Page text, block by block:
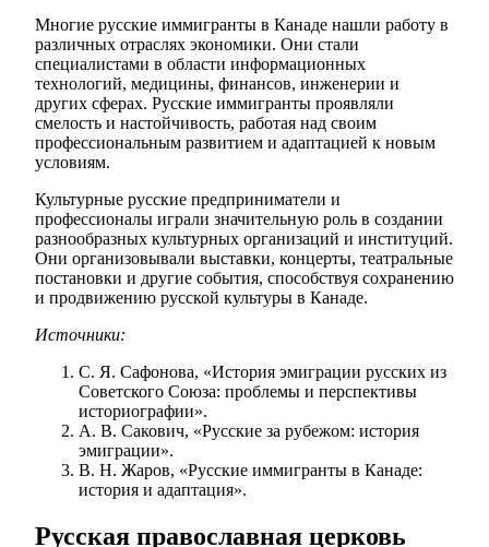
Многие русские иммигранты в Канаде нашли работу в
различных отраслях экономики. Они стали
специалистами в области информационных
технологий, медицины, финансов, инженерии и
других сферах. Русские иммигранты проявляли
смелость и настойчивость, работая над своим
профессиональным развитием и адаптацией к новым
условиям.
Культурные русские предприниматели и
профессионалы играли значительную роль в создании
разнообразных культурных организаций и институций.
Они организовывали выставки, концерты, театральные
постановки и другие события, способствуя сохранению
и продвижению русской культуры в Канаде.
Источники:
С. Я. Сафонова, «История эмиграции русских из
Советского Союза: проблемы и перспективы
историографии».
А. В. Сакович, «Русские за рубежом: история
эмиграции».
В. Н. Жаров, «Русские иммигранты в Канаде:
история и адаптация».
Русская православная церковь